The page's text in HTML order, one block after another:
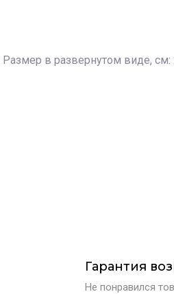
в развернутом виде, см:
Гарантия
Не понравился